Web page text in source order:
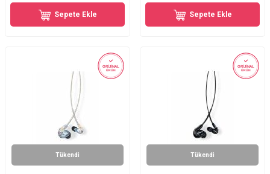
Sepete Ekle Sepete Ekle
Tükendi
ORİJİNAL
ÜRÜN
Tükendi
ORİJİNAL
ÜRÜN